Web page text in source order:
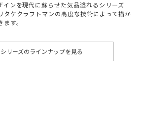
インを現代に蘇らせた気品溢れるシリーズ
タケクラフトマンの高度な技術によって描か
す。
リーズのラインナップを見る